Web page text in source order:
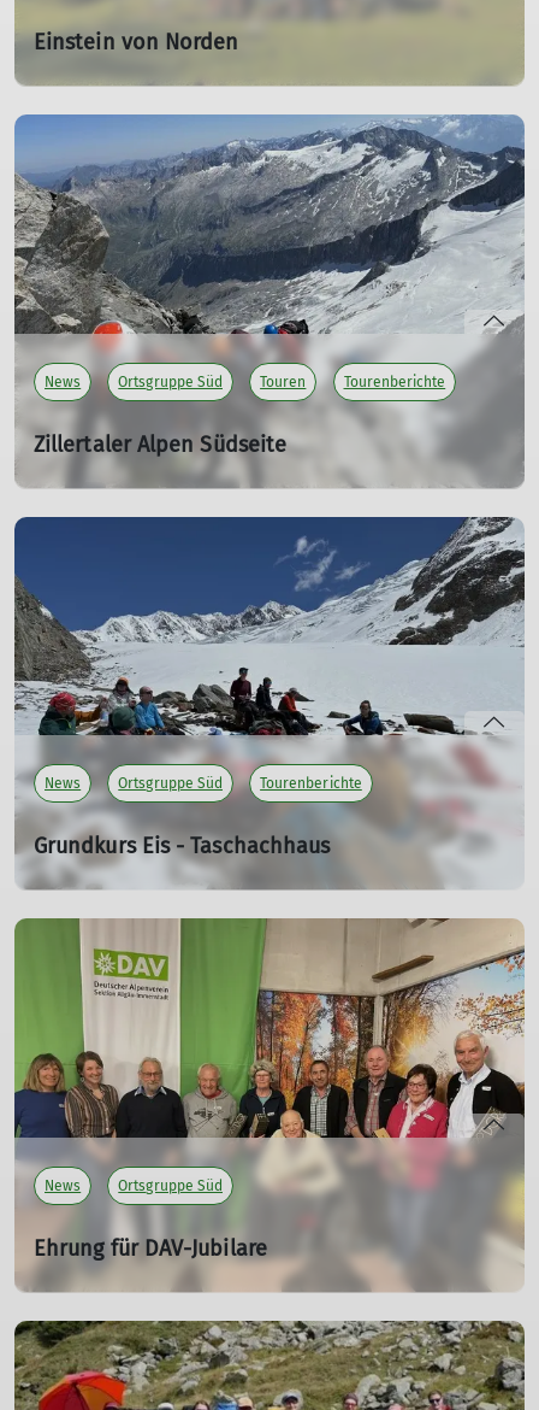
Einstein von Norden
03.08.2026
Sieben Frauen treffen sich um 7.30 Uhr am Parkplatz
„Ehemaliges Zollhaus“ im Achtal, um den Einstein von
Norden zu besteigen. Der Tag verspricht wieder sehr
heiß zu werden.
mehr erfahren
News Ortsgruppe Süd Touren Tourenberichte
Zillertaler Alpen Südseite
16.07.2026
Ziel waren die Südanstiege auf die großen Zillertaler
Gipfel. Wir hatten nur die Rechnung ohne den Wirt, in
diesem Falle den Klimawandel, gemacht.
mehr erfahren
News Ortsgruppe Süd Tourenberichte
Grundkurs Eis - Taschachhaus
14.06.2026
Eiskurs 11.06.-14.06.2026
mehr erfahren
News Ortsgruppe Süd
Ehrung für DAV-Jubilare
mehr erfahren